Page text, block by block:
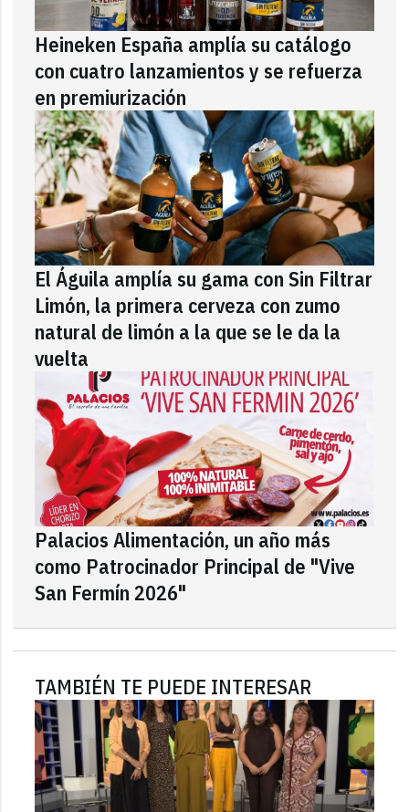
Heineken España amplía su catálogo
con cuatro lanzamientos y se refuerza
en premiurización
El Águila amplía su gama con Sin Filtrar
Limón, la primera cerveza con zumo
natural de limón a la que se le da la
vuelta
Palacios Alimentación, un año más
como Patrocinador Principal de "Vive
San Fermín 2026"
TAMBIÉN TE PUEDE INTERESAR